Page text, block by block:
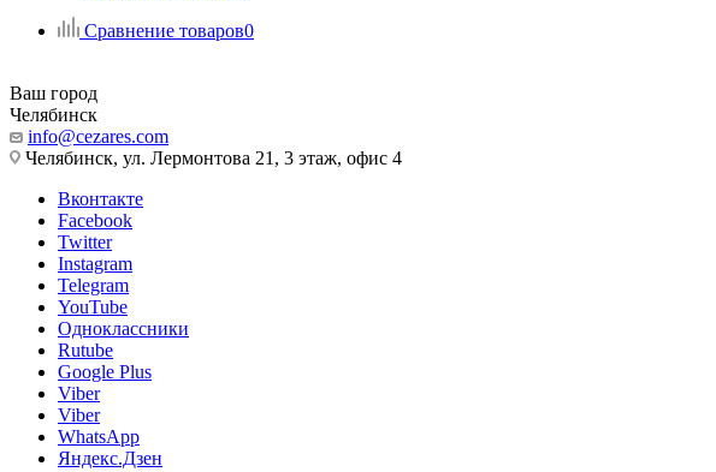
Сравнение товаров0
Ваш город
Челябинск
info@cezares.com
Челябинск, ул. Лермонтова 21, 3 этаж, офис 4
Вконтакте
Facebook
Twitter
Instagram
Telegram
YouTube
Одноклассники
Rutube
Google Plus
Viber
Viber
WhatsApp
Яндекс.Дзен